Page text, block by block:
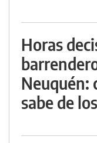
Horas
Neuquén:
sabe de